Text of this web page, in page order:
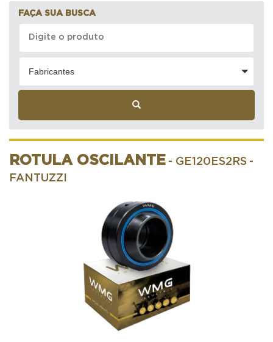
FAÇA SUA BUSCA
Fabricantes
ROTULA OSCILANTE - GE120ES2RS -
FANTUZZI